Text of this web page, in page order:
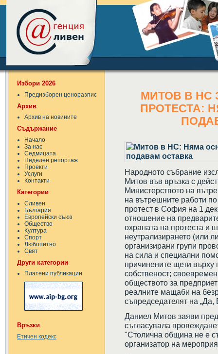
Избори 2026
Предизборен ценоразпис
Архив
Архив на новините
Съдържание
Начало
За нас
Седмицата
Неделен репортаж
Проекти
Услуги
Контакти
Категории
Сливен
България
Европейски съюз
Общество
Култура
Спорт
Любопитно
Свят
Други категории
Платени публикации
Връзки
Етичен кодекс
МИТОВ В НС
ПРОТЕСТА:
Народното събрание
Митов във връзка с
Министерството на
на вътрешните работи
протест в София на 1
отношение на
охраната на протеста и
неутрализирането (или
организирани групи
на сила и специални
причинените щети върху
собственост;
обществото за
реалните мащаби на
съпредседателят на
Даниел Митов заяви
съгласувала
"Столична община не е
организатор на